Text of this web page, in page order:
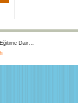
Dair…